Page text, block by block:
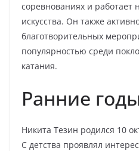
соревнованиях и работает
искусства. Он также
благотворительных
популярностью среди
катания.
Ранние
Никита Тезин родился 10
С детства проявлял